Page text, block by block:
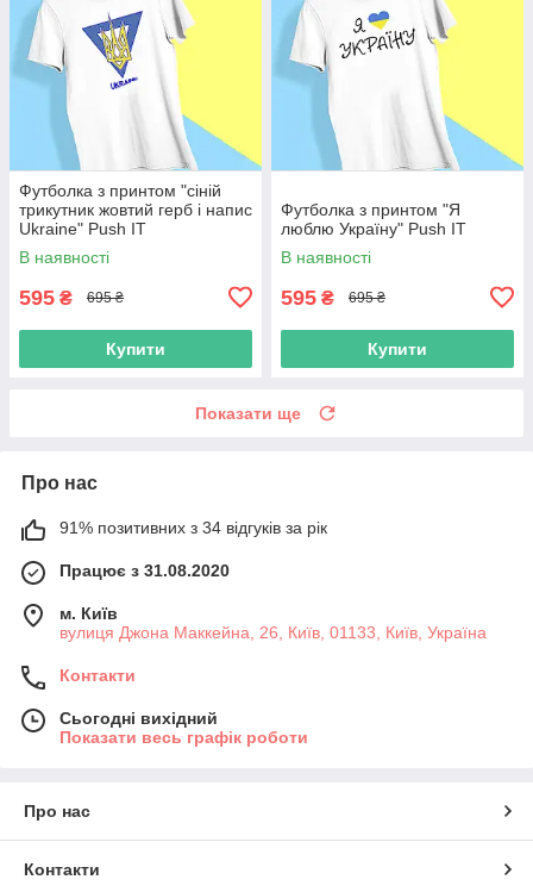
Футболка з принтом "сіній
трикутник жовтий герб і напис
Ukraine" Push IT
В наявності
595 ₴ 695 ₴
Купити
Футболка з принтом "Я
люблю Україну" Push IT
В наявності
595 ₴ 695 ₴
Купити
Показати ще
Про нас
91% позитивних з 34 відгуків за рік
Працює з 31.08.2020
м. Київ
вулиця Джона Маккейна, 26, Київ, 01133, Київ, Україна
Контакти
Сьогодні вихідний
Показати весь графік роботи
Про нас
Контакти